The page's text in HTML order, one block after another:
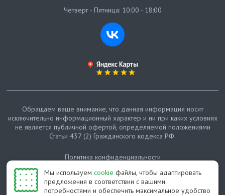
Мы используем cookie файлы, чтобы адаптировать
предложения в соответствии с вашими
потребностями и обеспечить максимальное удобство
Четверг - Пятница: 10:00 - 18:00
Обращаем ваше внимание, что данная информация носит
исключительно информационный характер и ни при каких условиях
не является публичной офертой, определяемой положениями
Статьи 437 (2) Гражданского кодекса РФ.
Политика конфиденциальности
Карта сайта